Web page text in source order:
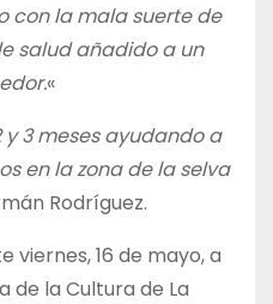
con la mala suerte de
salud añadido a un
«
3 meses ayudando a
en la zona de la selva
Rodríguez.
viernes, 16 de mayo, a
de la Cultura de La